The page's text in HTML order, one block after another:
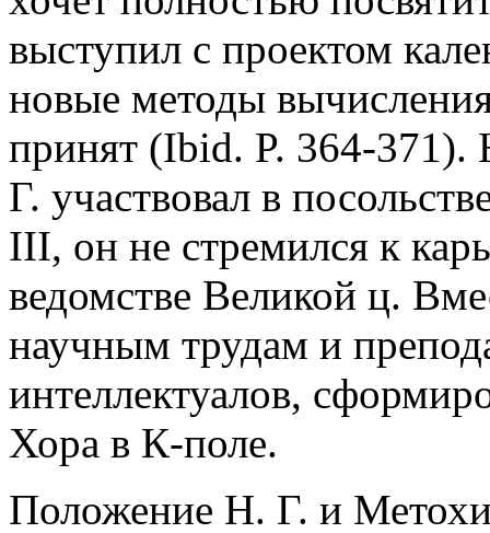
выступил с проектом
новые методы
принят (Ibid. P. 364-371).
Г. участвовал в
III, он не стремился к
ведомстве Великой ц.
научным трудам и
интеллектуалов,
Хора в К-поле.
Положение Н. Г. и